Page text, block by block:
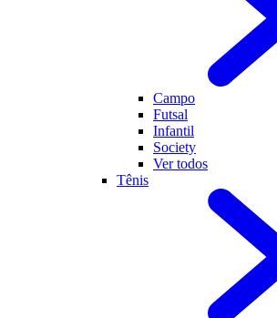
Campo
Futsal
Infantil
Society
Ver todos
Tênis